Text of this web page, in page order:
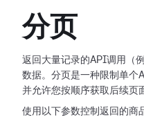
分页
返回大量记录的API调用（
数据。分页是一种限制单个
并允许您按顺序获取后续页
使用以下参数控制返回的商